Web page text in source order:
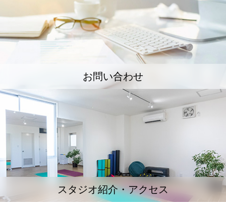
お問い合わせ
スタジオ紹介・アクセス